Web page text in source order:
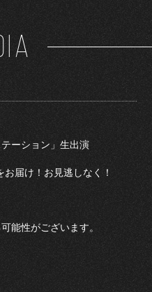
ーション」生出演
届け！お見逃しなく！
能性がございます。